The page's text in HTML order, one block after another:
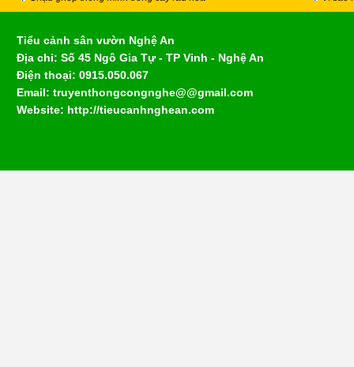
Tiểu cảnh sân vườn Nghệ An
Địa chỉ: Số 45 Ngô Gia Tự - TP Vinh - Nghệ An
Điện thoại: 0915.050.067
Email: truyenthongcongnghe@@gmail.com
Website: http://tieucanhnghean.com